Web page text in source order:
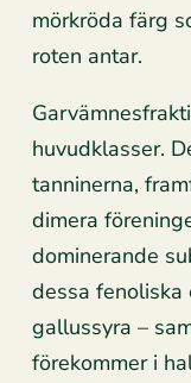
mörkröda färg
roten antar.
huvudklasser.
tanninerna,
dimera
dominerande
dessa fenoliska
gallussyra –
förekommer i